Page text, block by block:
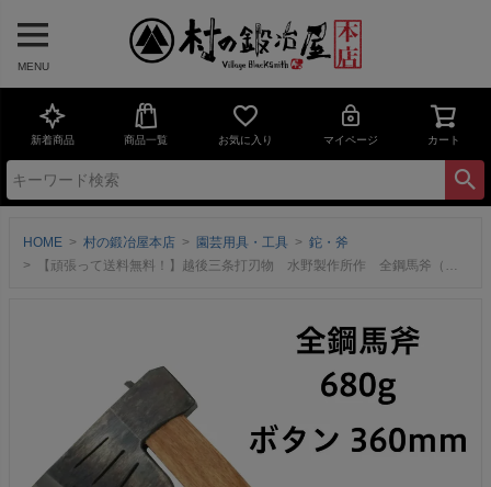
MENU
新着商品 商品一覧 お気に入り マイページ カート
HOME 村の鍛冶屋本店 園芸用具・工具
鉈・斧
【頑張って送料無料！】越後三条打刃物 水野製作所作 全鋼馬斧（バキン）680g ボタン360mm サック入 焚付が楽に作れます 010-017